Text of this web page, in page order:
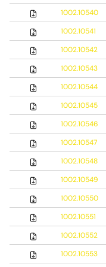
1002.10540
1002.10541
1002.10542
1002.10543
1002.10544
1002.10545
1002.10546
1002.10547
1002.10548
1002.10549
1002.10550
1002.10551
1002.10552
1002.10553